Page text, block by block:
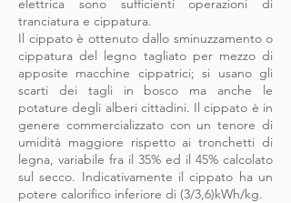
elettrica sono sufficienti operazioni di
tranciatura e cippatura.
Il cippato è ottenuto dallo sminuzzamento o
cippatura del legno tagliato per mezzo di
apposite macchine cippatrici; si usano gli
scarti dei tagli in bosco ma anche le
potature degli alberi cittadini. Il cippato è in
genere commercializzato con un tenore di
umidità maggiore rispetto ai tronchetti di
legna, variabile fra il 35% ed il 45% calcolato
sul secco. Indicativamente il cippato ha un
potere calorifico inferiore di (3/3,6)kWh/kg.